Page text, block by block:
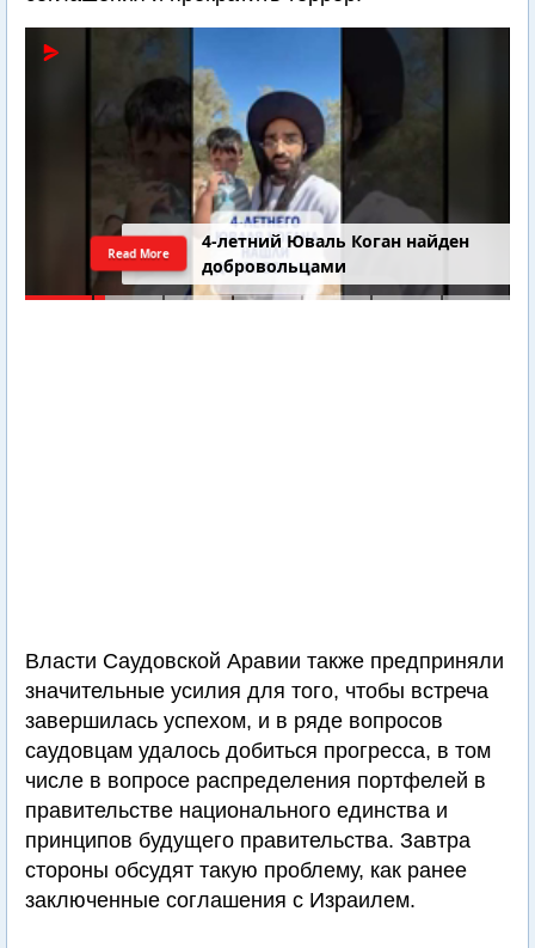
4-летний Юваль Коган найден
добровольцами
Read More
Власти Саудовской Аравии также предприняли
значительные усилия для того, чтобы встреча
завершилась успехом, и в ряде вопросов
саудовцам удалось добиться прогресса, в том
числе в вопросе распределения портфелей в
правительстве национального единства и
принципов будущего правительства. Завтра
стороны обсудят такую проблему, как ранее
заключенные соглашения с Израилем.